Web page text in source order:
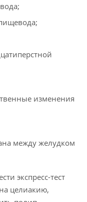
изменения
между желудком
экспресс-тест
целиакию,